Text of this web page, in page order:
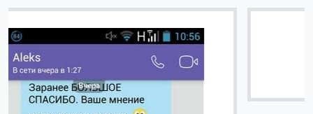
Вячеслав